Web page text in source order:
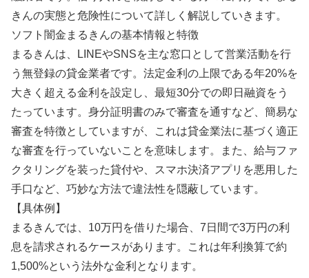
きんの実態と危険性について詳しく解説していきます。
ソフト闇金まるきんの基本情報と特徴
まるきんは、LINEやSNSを主な窓口として営業活動を行
う無登録の貸金業者です。法定金利の上限である年20%を
大きく超える金利を設定し、最短30分での即日融資をう
たっています。身分証明書のみで審査を通すなど、簡易な
審査を特徴としていますが、これは貸金業法に基づく適正
な審査を行っていないことを意味します。また、給与ファ
クタリングを装った貸付や、スマホ決済アプリを悪用した
手口など、巧妙な方法で違法性を隠蔽しています。
【具体例】
まるきんでは、10万円を借りた場合、7日間で3万円の利
息を請求されるケースがあります。これは年利換算で約
1,500%という法外な金利となります。